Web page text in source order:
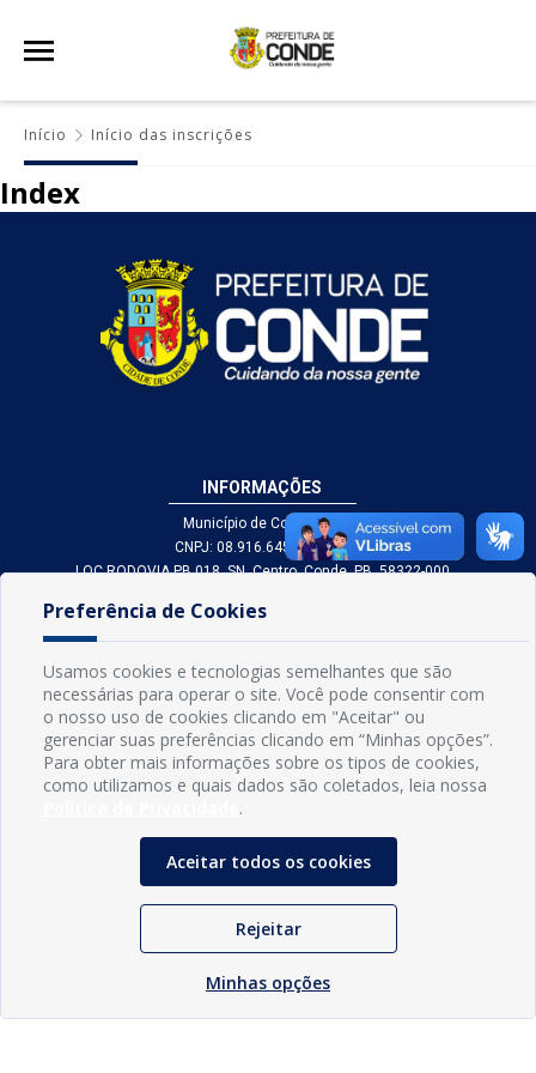
Início Início das inscrições
Index
INFORMAÇÕES
Município de Conde - PB
CNPJ: 08.916.645/0001-80
LOC RODOVIA PB 018, SN, Centro, Conde, PB, 58322-000
gabinetedaprefeita@conde.pb.gov.br
Exp: Segunda a sexta, das 8h às 14h.
© Prefeitura Municipal do Conde | Desenvolvido porSogo Tecnologia
Preferência de Cookies
Usamos cookies e tecnologias semelhantes que são
necessárias para operar o site. Você pode consentir com
o nosso uso de cookies clicando em "Aceitar" ou
gerenciar suas preferências clicando em “Minhas opções”.
Para obter mais informações sobre os tipos de cookies,
como utilizamos e quais dados são coletados, leia nossa
.
Aceitar todos os cookies
Rejeitar
Minhas opções